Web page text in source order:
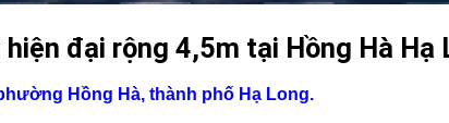
đại rộng 4,5m tại Hồng Hà Hạ
Hồng Hà, thành phố Hạ Long.